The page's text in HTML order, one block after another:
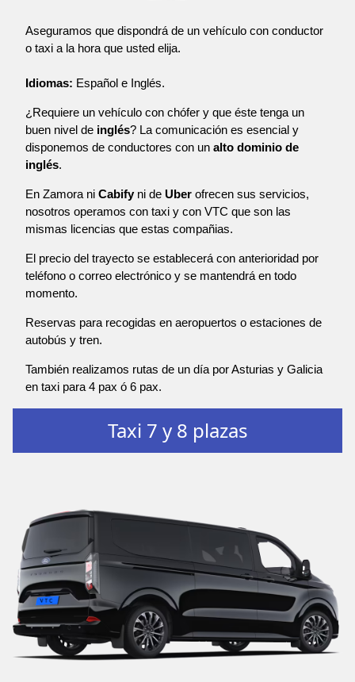
Aseguramos que dispondrá de un vehículo con conductor
o taxi a la hora que usted elija.
Idiomas: Español e Inglés.
¿Requiere un vehículo con chófer y que éste tenga un
buen nivel de inglés? La comunicación es esencial y
disponemos de conductores con un alto dominio de
inglés.
En Zamora ni Cabify ni de Uber ofrecen sus servicios,
nosotros operamos con taxi y con VTC que son las
mismas licencias que estas compañias.
El precio del trayecto se establecerá con anterioridad por
teléfono o correo electrónico y se mantendrá en todo
momento.
Reservas para recogidas en aeropuertos o estaciones de
autobús y tren.
También realizamos rutas de un día por Asturias y Galicia
en taxi para 4 pax ó 6 pax.
Taxi 7 y 8 plazas